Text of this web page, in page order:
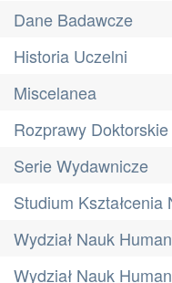
Dane Badawcze
Historia Uczelni
Miscelanea
Rozprawy Doktorskie
Serie Wydawnicze
Studium Kształcenia
Wydział Nauk
Wydział Nauk